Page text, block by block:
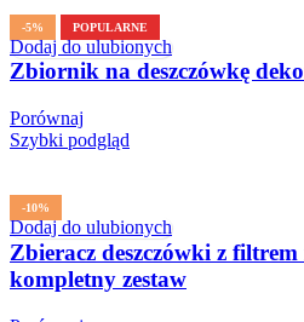
-5% POPULARNE
Dodaj do ulubionych
Zbiornik na deszczówkę
Porównaj
Szybki podgląd
-10%
Dodaj do ulubionych
Zbieracz deszczówki z
kompletny zestaw